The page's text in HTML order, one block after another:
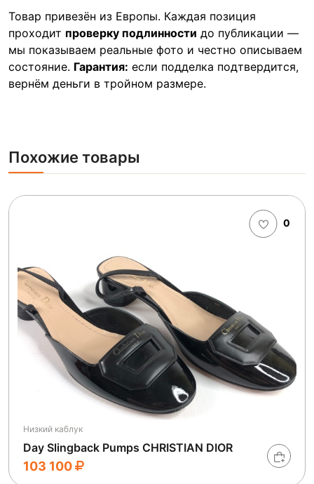
Товар привезён из Европы. Каждая позиция
проходит проверку подлинности до публикации —
мы показываем реальные фото и честно описываем
состояние. Гарантия: если подделка подтвердится,
вернём деньги в тройном размере.
Похожие товары
0
Низкий каблук
Day Slingback Pumps CHRISTIAN DIOR
103 100